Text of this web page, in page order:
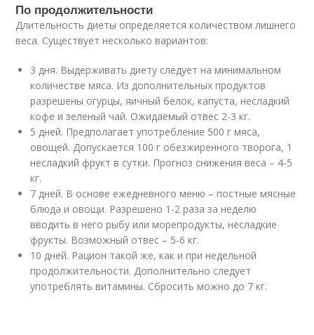
По продолжительности
Длительность диеты определяется количеством лишнего
веса. Существует несколько вариантов:
3 дня. Выдерживать диету следует на минимальном
количестве мяса. Из дополнительных продуктов
разрешены огурцы, яичный белок, капуста, несладкий
кофе и зеленый чай. Ожидаемый отвес 2-3 кг.
5 дней. Предполагает употребление 500 г мяса,
овощей. Допускается 100 г обезжиренного творога, 1
несладкий фрукт в сутки. Прогноз снижения веса – 4-5
кг.
7 дней. В основе ежедневного меню – постные мясные
блюда и овощи. Разрешено 1-2 раза за неделю
вводить в него рыбу или морепродукты, несладкие
фрукты. Возможный отвес – 5-6 кг.
10 дней. Рацион такой же, как и при недельной
продолжительности. Дополнительно следует
употреблять витамины. Сбросить можно до 7 кг.